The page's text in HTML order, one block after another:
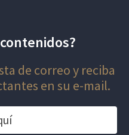
de correo y reciba
en su e-mail.